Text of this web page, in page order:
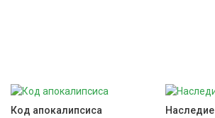
Код апокалипсиса Наследие